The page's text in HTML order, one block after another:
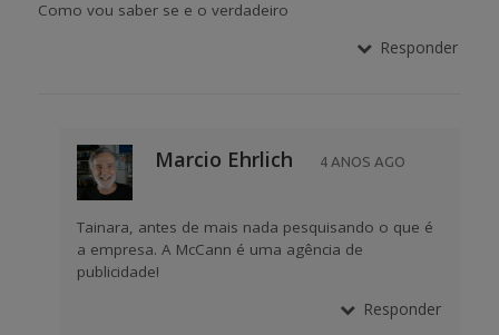
Como vou saber se e o verdadeiro
Responder
Marcio Ehrlich 4 ANOS AGO
Tainara, antes de mais nada pesquisando o que é
a empresa. A McCann é uma agência de
publicidade!
Responder